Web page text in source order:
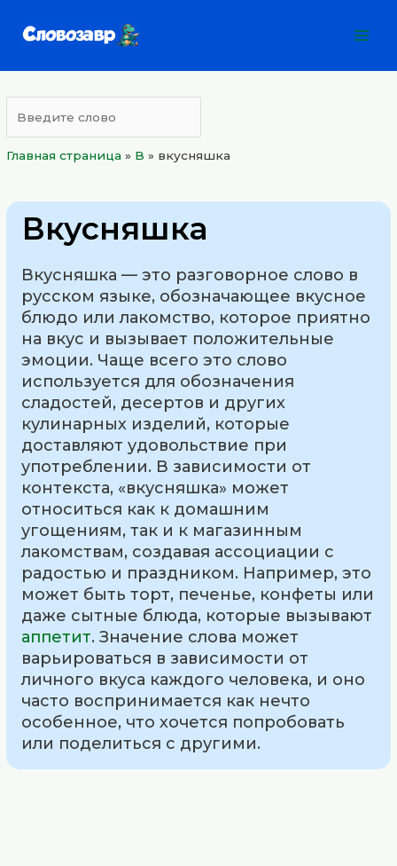
Главная страница » B » вкусняшка
Вкусняшка
Вкусняшка — это разговорное слово в
русском языке, обозначающее вкусное
блюдо или лакомство, которое приятно
на вкус и вызывает положительные
эмоции. Чаще всего это слово
используется для обозначения
сладостей, десертов и других
кулинарных изделий, которые
доставляют удовольствие при
употреблении. В зависимости от
контекста, «вкусняшка» может
относиться как к домашним
угощениям, так и к магазинным
лакомствам, создавая ассоциации с
радостью и праздником. Например, это
может быть торт, печенье, конфеты или
даже сытные блюда, которые вызывают
аппетит. Значение слова может
варьироваться в зависимости от
личного вкуса каждого человека, и оно
часто воспринимается как нечто
особенное, что хочется попробовать
или поделиться с другими.